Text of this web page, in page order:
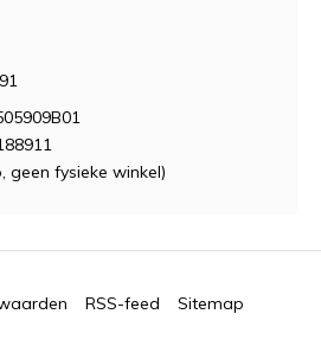
geen fysieke winkel)
RSS-feed Sitemap